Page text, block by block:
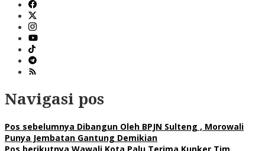
Navigasi pos
Pos sebelumnya Dibangun Oleh BPJN Sulteng , Morowali
Punya Jembatan Gantung Demikian